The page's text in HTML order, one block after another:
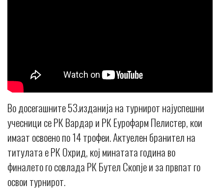
Во досегашните 53.изданија на турнирот најуспешни
учесници се РК Вардар и РК Еурофарм Пелистер, кои
имаат освоено по 14 трофеи. Актуелен бранител на
титулата е РК Охрид, кој минатата година во
финалето го совлада РК Бутел Скопје и за првпат го
освои турнирот.